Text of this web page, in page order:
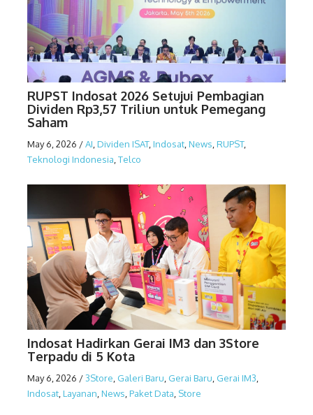
RUPST Indosat 2026 Setujui Pembagian
Dividen Rp3,57 Triliun untuk Pemegang
Saham
May 6, 2026 /AI Dividen ISAT, Indosat News RUPST,
Teknologi Indonesia Telco
Indosat Hadirkan Gerai IM3 dan 3Store
Terpadu di 5 Kota
May 6, 2026 /3Store Galeri Baru Gerai Baru Gerai IM3
Indosat Layanan News Paket Data Store